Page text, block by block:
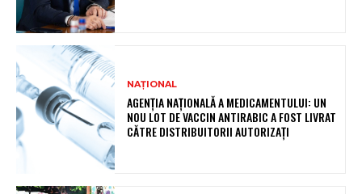
NAȚIONAL
AGENȚIA NAȚIONALĂ A MEDICAMENTULUI: UN
NOU LOT DE VACCIN ANTIRABIC A FOST LIVRAT
CĂTRE DISTRIBUITORII AUTORIZAȚI